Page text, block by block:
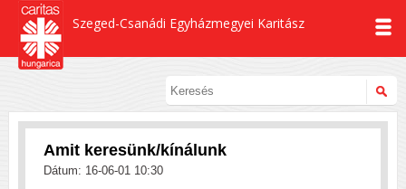
Szeged-Csanádi Egyházmegyei Karitász
Amit keresünk/kínálunk
Dátum: 16-06-01 10:30